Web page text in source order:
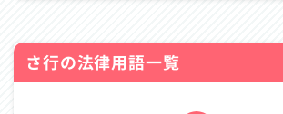
さ行の法律用語一覧